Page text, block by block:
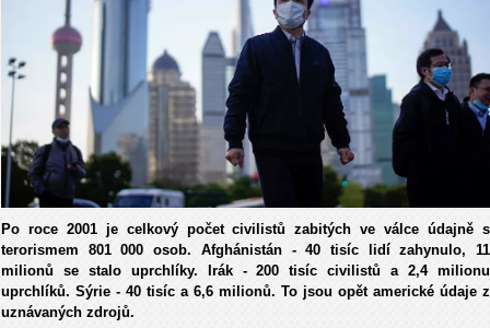
Po roce 2001 je celkový počet civilistů zabitých ve válce údajně s
terorismem 801 000 osob. Afghánistán - 40 tisíc lidí zahynulo, 11
milionů se stalo uprchlíky. Irák - 200 tisíc civilistů a 2,4 milionu
uprchlíků. Sýrie - 40 tisíc a 6,6 milionů. To jsou opět americké údaje z
uznávaných zdrojů.